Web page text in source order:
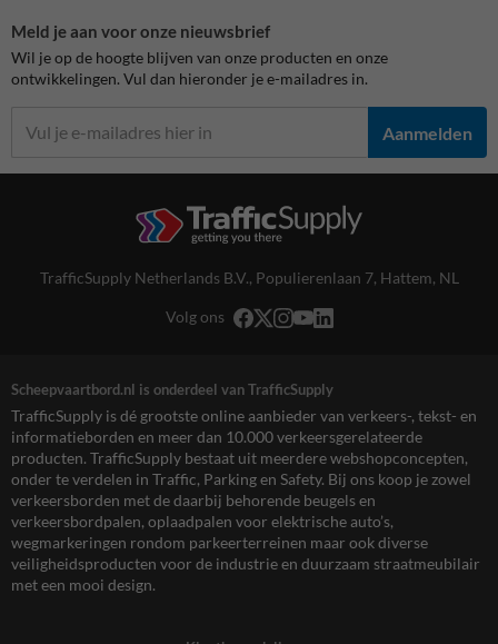
Meld je aan voor onze nieuwsbrief
Wil je op de hoogte blijven van onze producten en onze
ontwikkelingen. Vul dan hieronder je e-mailadres in.
Aanmelden
TrafficSupply Netherlands B.V., Populierenlaan 7, Hattem, NL
Volg ons
Scheepvaartbord.nl is onderdeel van TrafficSupply
TrafficSupply is dé grootste online aanbieder van verkeers-, tekst- en
informatieborden en meer dan 10.000 verkeersgerelateerde
producten. TrafficSupply bestaat uit meerdere webshopconcepten,
onder te verdelen in Traffic, Parking en Safety. Bij ons koop je zowel
verkeersborden met de daarbij behorende beugels en
verkeersbordpalen, oplaadpalen voor elektrische auto’s,
wegmarkeringen rondom parkeerterreinen maar ook diverse
veiligheidsproducten voor de industrie en duurzaam straatmeubilair
met een mooi design.